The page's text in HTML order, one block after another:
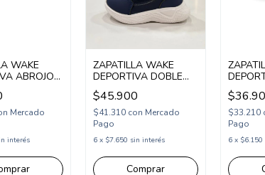
WAKE
ABROJO
22-27 AZUL
Mercado
interés
ZAPATILLA WAKE
DEPORTIVA DOBLE
ABROJO 22-27 AZUL
(WK272AZ)
$45.900
$41.310 con Mercado
Pago
6 x $7.650 sin interés
Comprar
TOPO
$33.210
Pago
6 x $6.150